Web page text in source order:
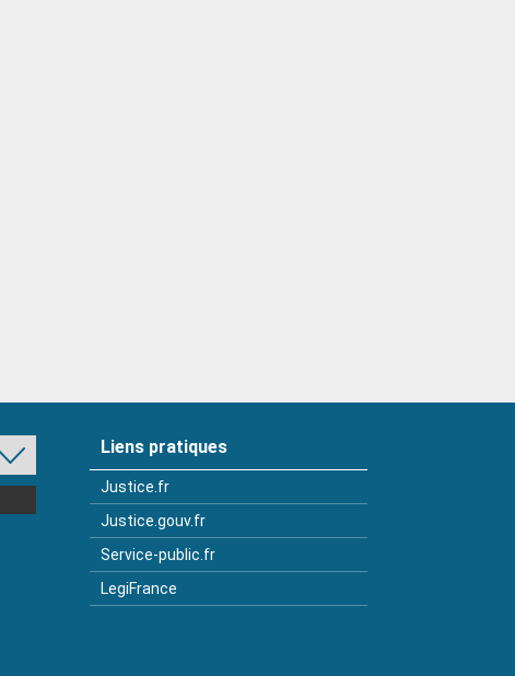
Liens pratiques
Justice.fr
Justice.gouv.fr
Service-public.fr
LegiFrance